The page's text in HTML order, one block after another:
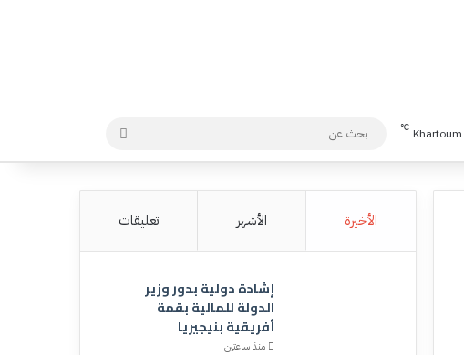
Khartoum
℃
عن
الأخيرة الأشهر تعليقات
إشادة دولية بدور وزير
الدولة للمالية بقمة
أفريقية بنيجيريا
منذ ساعتين